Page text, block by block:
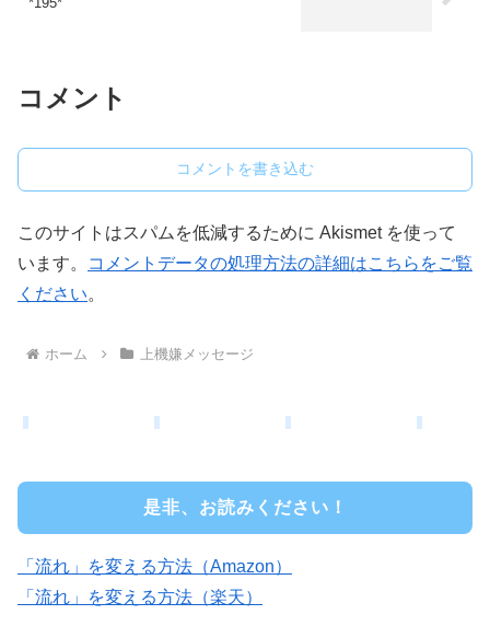
コメント
コメントを書き込む
このサイトはスパムを低減するために Akismet を使って
います。
コメントデータの処理方法の詳細はこちらをご覧
ください。
ホーム 上機嫌メッセージ
是非、お読みください！
「流れ」を変える方法（Amazon）
「流れ」を変える方法（楽天）